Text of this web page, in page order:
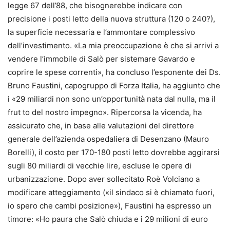
legge 67 dell’88, che bisognerebbe indicare con
precisione i posti letto della nuova struttura (120 o 240?),
la superficie necessaria e l’ammontare complessivo
dell’investimento. «La mia preoccupazione è che si arrivi a
vendere l’immobile di Salò per sistemare Gavardo e
coprire le spese correnti», ha concluso l’esponente dei Ds.
Bruno Faustini, capogruppo di Forza Italia, ha aggiunto che
i «29 miliardi non sono un’opportunità nata dal nulla, ma il
frut to del nostro impegno». Ripercorsa la vicenda, ha
assicurato che, in base alle valutazioni del direttore
generale dell’azienda ospedaliera di Desenzano (Mauro
Borelli), il costo per 170-180 posti letto dovrebbe aggirarsi
sugli 80 miliardi di vecchie lire, escluse le opere di
urbanizzazione. Dopo aver sollecitato Roè Volciano a
modificare atteggiamento («il sindaco si è chiamato fuori,
io spero che cambi posizione»), Faustini ha espresso un
timore: «Ho paura che Salò chiuda e i 29 milioni di euro